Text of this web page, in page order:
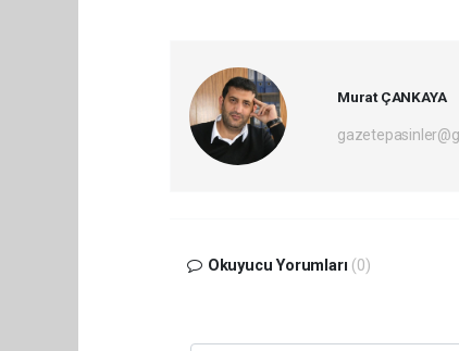
Murat ÇANKAYA
Okuyucu Yorumları (0)